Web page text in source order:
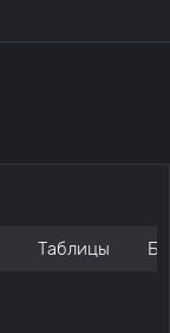
Таблицы